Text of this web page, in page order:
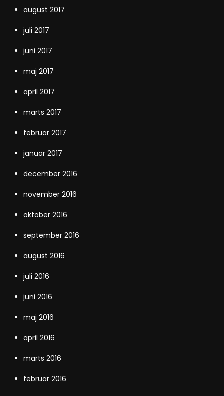
august 2017
juli 2017
juni 2017
maj 2017
april 2017
marts 2017
februar 2017
januar 2017
december 2016
november 2016
oktober 2016
september 2016
august 2016
juli 2016
juni 2016
maj 2016
april 2016
marts 2016
februar 2016